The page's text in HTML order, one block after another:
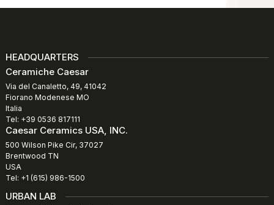
HEADQUARTERS
Ceramiche Caesar
Via del Canaletto, 49, 41042
Fiorano Modenese MO
Italia
Tel: +39 0536 817111
Caesar Ceramics USA, INC.
500 Wilson Pike Cir, 37027
Brentwood TN
USA
Tel: +1 (615) 986-1500
URBAN LAB